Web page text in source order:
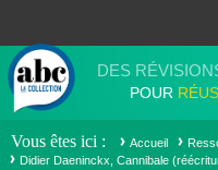
DES
POUR
Vous êtes ici Accueil
Didier Daeninckx, Cannibale